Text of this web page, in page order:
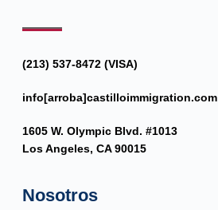
(213) 537-8472 (VISA)
info[arroba]castilloimmigration.com
1605 W. Olympic Blvd. #1013
Los Angeles, CA 90015
Nosotros